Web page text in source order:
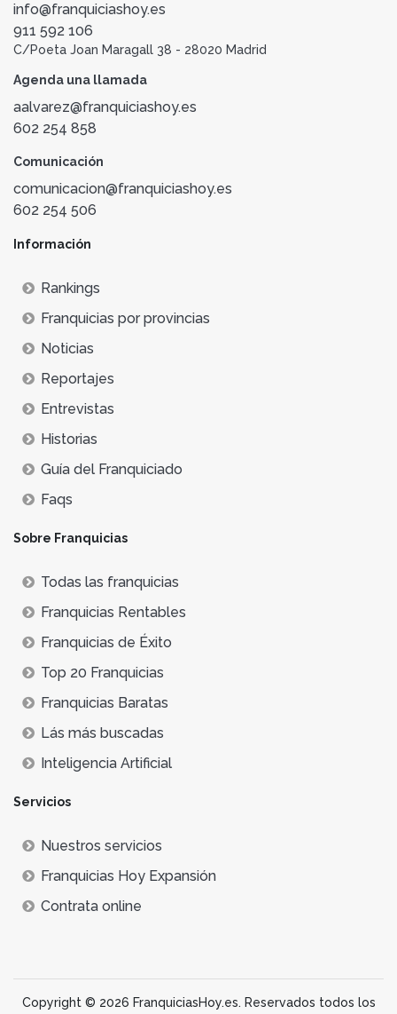
info@franquiciashoy.es
911 592 106
C/Poeta Joan Maragall 38 - 28020 Madrid
Agenda una llamada
aalvarez@franquiciashoy.es
602 254 858
Comunicación
comunicacion@franquiciashoy.es
602 254 506
Información
Rankings
Franquicias por provincias
Noticias
Reportajes
Entrevistas
Historias
Guía del Franquiciado
Faqs
Sobre Franquicias
Todas las franquicias
Franquicias Rentables
Franquicias de Éxito
Top 20 Franquicias
Franquicias Baratas
Lás más buscadas
Inteligencia Artificial
Servicios
Nuestros servicios
Franquicias Hoy Expansión
Contrata online
Copyright © 2026 FranquiciasHoy.es. Reservados todos los